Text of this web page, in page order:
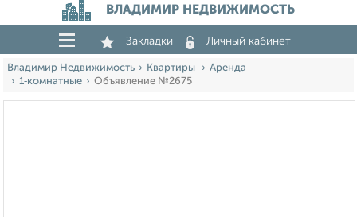
ВЛАДИМИР НЕДВИЖИМОСТЬ
Закладки Личный кабинет
Владимир Недвижимость Квартиры
Аренда
1‑комнатные
Объявление №2675